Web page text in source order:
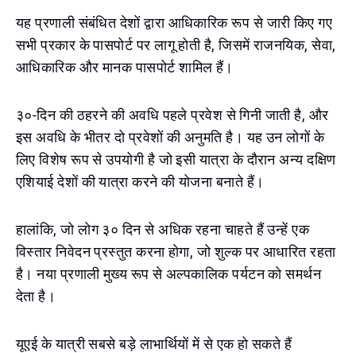
यह प्रणाली संबंधित देशों द्वारा आधिकारिक रूप से जारी किए गए
सभी प्रकार के पासपोर्ट पर लागू होती है, जिसमें राजनयिक, सेवा,
आधिकारिक और मानक पासपोर्ट शामिल हैं।
३०-दिन की ठहरने की अवधि पहले प्रवेश से गिनी जाती है, और
इस अवधि के भीतर दो प्रवेशों की अनुमति है। यह उन लोगों के
लिए विशेष रूप से उपयोगी है जो इसी यात्रा के दौरान अन्य दक्षिण
एशियाई देशों की यात्रा करने की योजना बनाते हैं।
हालांकि, जो लोग ३० दिन से अधिक रहना चाहते हैं उन्हें एक
विस्तार निवेदन प्रस्तुत करना होगा, जो शुल्क पर आधारित रहता
है। नया प्रणाली मुख्य रूप से अल्पकालिक पर्यटन को समर्थन
देता है।
यूएई के यात्री सबसे बड़े लाभार्थियों में से एक हो सकते हैं